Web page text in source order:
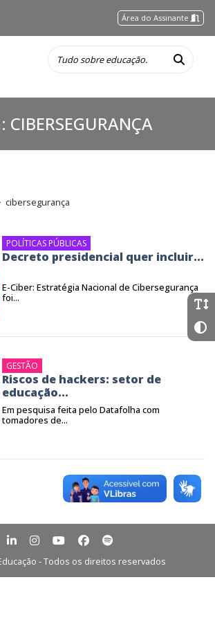
Área do Assinante
CIBERSEGURANÇA
cibersegurança
POLÍTICAS PÚBLICAS
Decreto presidencial quer incluir...
E-Ciber: Estratégia Nacional de Cibersegurança
foi...
GESTÃO
Riscos de hackers: setor de
educação...
Em pesquisa feita pelo Datafolha com
tomadores de...
- Todos os direitos reservados